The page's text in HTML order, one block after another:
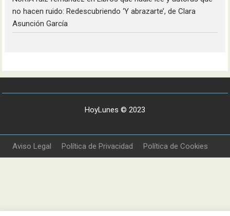
no hacen ruido: Redescubriendo ‘Y abrazarte’, de Clara
Asunción García
HoyLunes © 2023
Aviso Legal Política de Privacidad Política de Cookies